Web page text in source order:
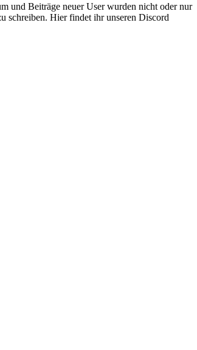
und Beiträge neuer User wurden nicht oder nur
schreiben. Hier findet ihr unseren Discord